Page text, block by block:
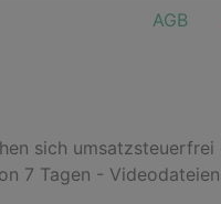
AGB
sich
7 Tagen -